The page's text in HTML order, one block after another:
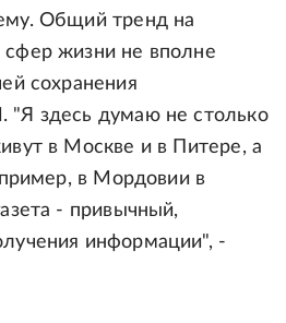
Общий тренд на
жизни не вполне
сохранения
здесь думаю не столько
в Москве и в Питере, а
в Мордовии в
- привычный,
информации", -